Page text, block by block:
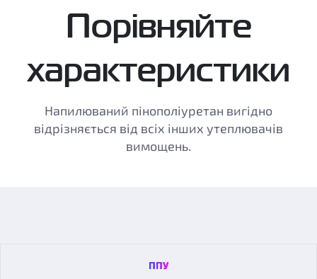
Порівняйте
характеристики
Напилюваний пінополіуретан вигідно
відрізняється від всіх інших утеплювачів
вимощень.
ППУ